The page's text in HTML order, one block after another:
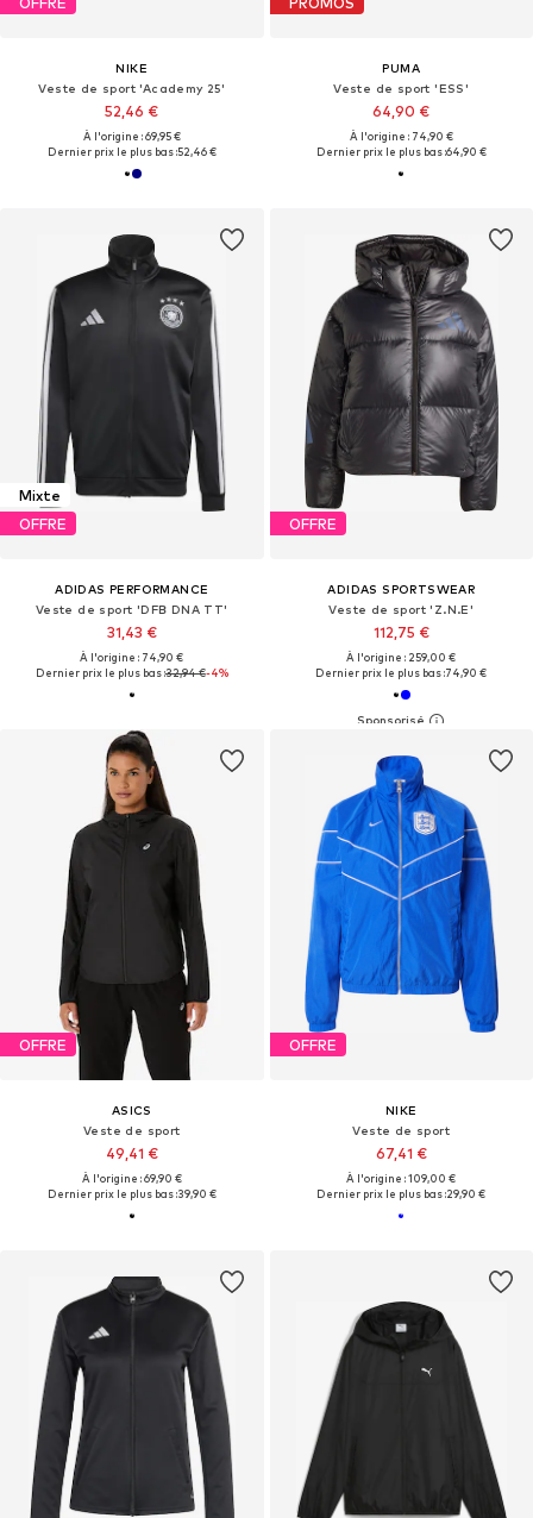
NIKE
Veste de sport 'Academy 25'
52,46 €
À l'origine : 69,95 €
Dernier prix le plus bas :52,46 €
PUMA
Veste de sport 'ESS'
64,90 €
À l'origine : 74,90 €
Dernier prix le plus bas :64,90 €
Mixte
OFFRE
ADIDAS PERFORMANCE
Veste de sport 'DFB DNA TT'
31,43 €
À l'origine : 74,90 €
Dernier prix le plus bas :32,94 €-4%
OFFRE
ADIDAS SPORTSWEAR
Veste de sport 'Z.N.E'
112,75 €
À l'origine : 259,00 €
Dernier prix le plus bas :74,90 €
OFFRE
ASICS
Veste de sport
49,41 €
À l'origine : 69,90 €
Dernier prix le plus bas :39,90 €
OFFRE
NIKE
Veste de sport
67,41 €
À l'origine : 109,00 €
Dernier prix le plus bas :29,90 €